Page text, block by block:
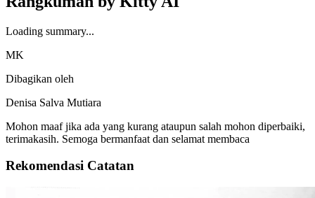
Loading summary...
MK
Dibagikan oleh
Denisa Salva Mutiara
Mohon maaf jika ada yang kurang ataupun salah mohon diperbaiki,
terimakasih. Semoga bermanfaat dan selamat membaca
Rekomendasi Catatan